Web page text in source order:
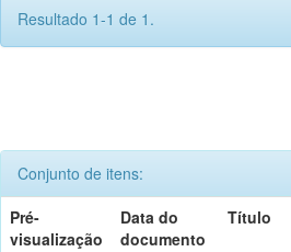
Resultado 1-1 de 1.
Conjunto de itens:
Pré-
visualização
Data do
documento
Título